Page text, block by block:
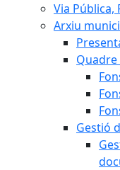
Via Pública,
Arxiu
Gestió